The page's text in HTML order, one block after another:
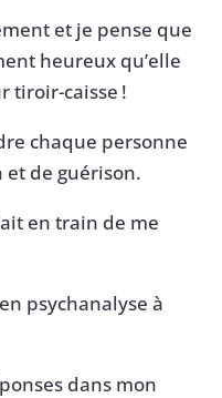
et je pense que
heureux qu’elle
tiroir-caisse !
chaque personne
et de guérison.
en train de me
psychanalyse à
dans mon